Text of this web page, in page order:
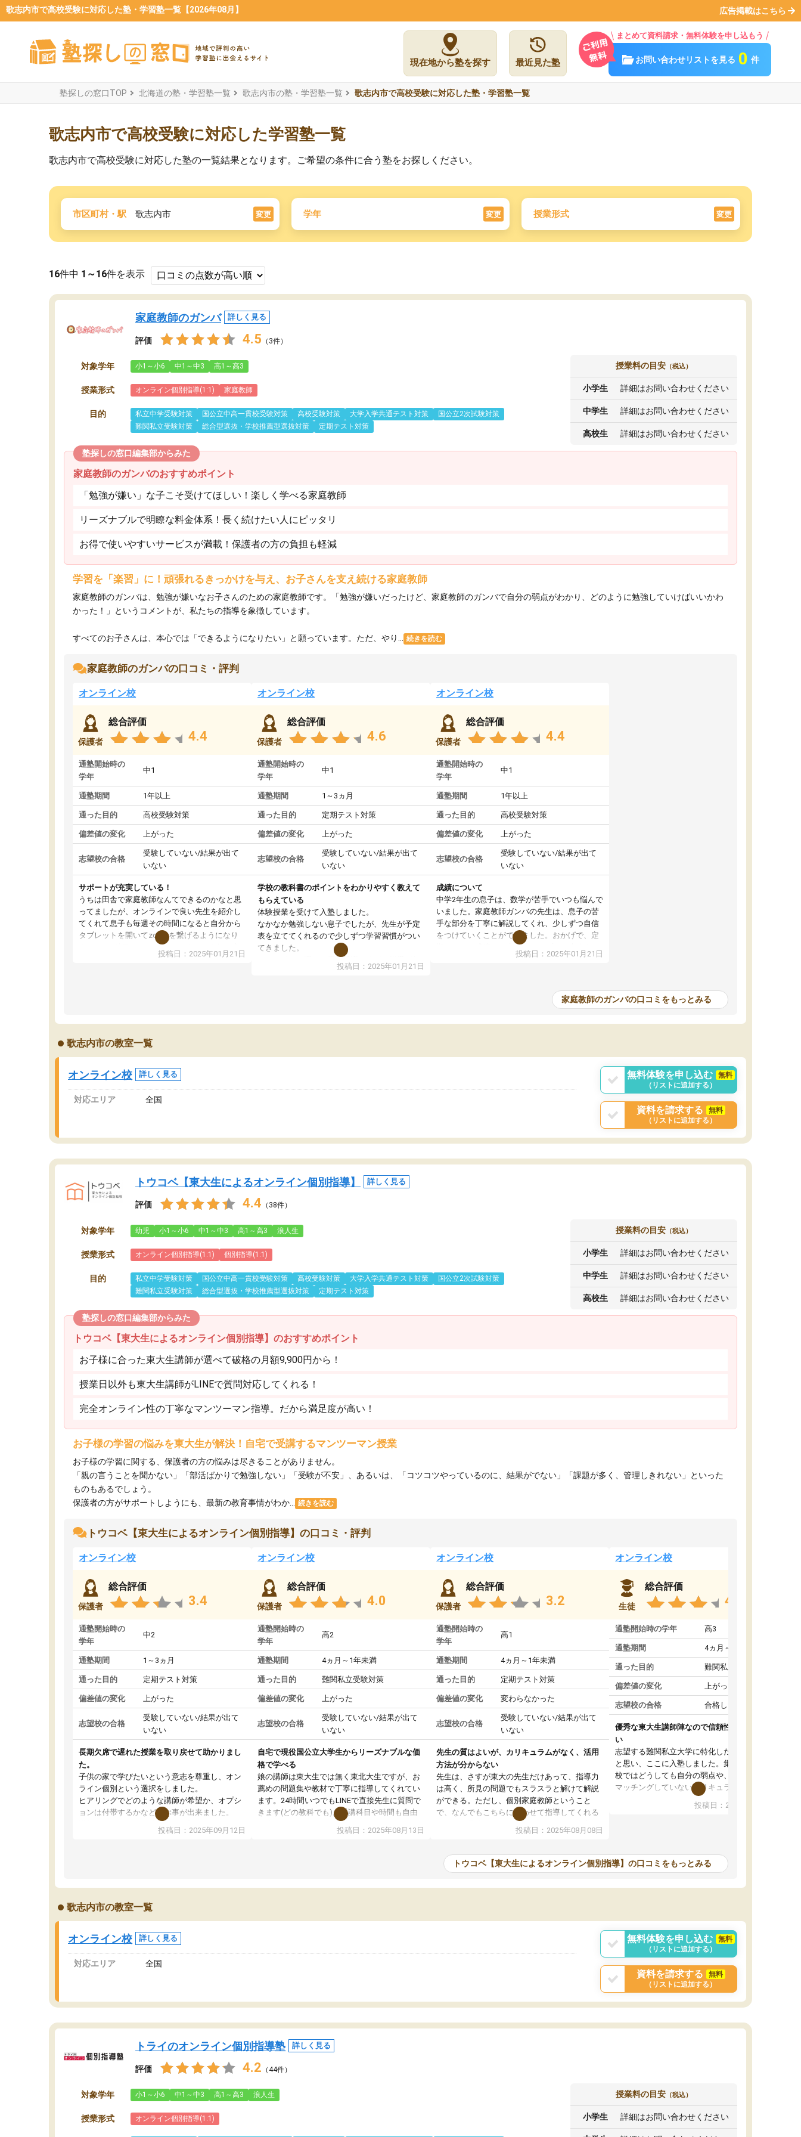
歌志内市で高校受験に対応した塾・学習塾一覧【2026年08月】 広告掲載はこちら
現在地から塾を探す 最近見た塾
まとめて資料請求・無料体験を申し込もう
お問い合わせリストを見る 0 件
塾探しの窓口TOP 北海道の塾・学習塾一覧 歌志内市の塾・学習塾一覧 歌志内市で高校受験に対応した塾・学習塾一覧
歌志内市で高校受験に対応した学習塾一覧
歌志内市で高校受験に対応した塾の一覧結果となります。ご希望の条件に合う塾をお探しください。
市区町村・駅 歌志内市 変更 学年 変更 授業形式 変更
16件中 1～16件を表示
家庭教師のガンバ 詳しく見る
評価 4.5 （3件）
対象学年 小1～小6 中1～中3 高1～高3
授業形式 オンライン個別指導(1:1) 家庭教師
目的 私立中学受験対策 国公立中高一貫校受験対策 高校受験対策 大学入学共通テスト対策
国公立2次試験対策
難関私立受験対策
総合型選抜・学校推薦型選抜対策 定期テスト対策
授業料の目安 （税込）
小学生 詳細はお問い合わせください
中学生 詳細はお問い合わせください
高校生 詳細はお問い合わせください
塾探しの窓口編集部からみた
家庭教師のガンバのおすすめポイント
「勉強が嫌い」な子こそ受けてほしい！楽しく学べる家庭教師
リーズナブルで明瞭な料金体系！長く続けたい人にピッタリ
お得で使いやすいサービスが満載！保護者の方の負担も軽減
学習を「楽習」に！頑張れるきっかけを与え、お子さんを支え続ける家庭教師
家庭教師のガンバは、勉強が嫌いなお子さんのための家庭教師です。「勉強が嫌いだったけど、家庭教師のガンバで自分の弱点がわかり、どのように勉強していけばいいかわ
かった！」というコメントが、私たちの指導を象徴しています。
すべてのお子さんは、本心では「できるようになりたい」と願っています。ただ、やり... 続きを読む
家庭教師のガンバの口コミ・評判
オンライン校
保護者
総合評価
4.4
通塾開始時の
学年
中1
通塾期間 1年以上
通った目的 高校受験対策
偏差値の変化 上がった
志望校の合格
受験していない/結果が出て
いない
サポートが充実している！
うちは田舎で家庭教師なんてできるのかなと思
ってましたが、オンラインで良い先生を紹介し
てくれて息子も毎週その時間になると自分から
タブレットを開いてzoomを繋げるようになり
ました！5科目なんでもOKなのもとても気に入
投稿日：2025年01月21日
オンライン校
保護者
総合評価
4.6
通塾開始時の
学年
中1
通塾期間 1～3ヵ月
通った目的 定期テスト対策
偏差値の変化 上がった
志望校の合格
受験していない/結果が出て
いない
学校の教科書のポイントをわかりやすく教えて
もらえている
体験授業を受けて入塾しました。
なかなか勉強しない息子でしたが、先生が予定
表を立ててくれるので少しずつ学習習慣がつい
てきました。
オンラインで週に一度の受講ですが、指導が無
い日も予定表に基づいて勉強したり、LINEでわ
投稿日：2025年01月21日
オンライン校
保護者
総合評価
4.4
通塾開始時の
学年
中1
通塾期間 1年以上
通った目的 高校受験対策
偏差値の変化 上がった
志望校の合格
受験していない/結果が出て
いない
成績について
中学2年生の息子は、数学が苦手でいつも悩んで
いました。家庭教師ガンバの先生は、息子の苦
手な部分を丁寧に解説してくれ、少しずつ自信
をつけていくことができました。おかげで、定
期テストの成績が10点以上アップし、本人もと
投稿日：2025年01月21日
家庭教師のガンバの口コミをもっとみる
歌志内市の教室一覧
オンライン校 詳しく見る
対応エリア 全国
無料体験を申し込む
無料
（リストに追加する）
資料を請求する
無料
（リストに追加する）
トウコベ【東大生によるオンライン個別指導】 詳しく見る
評価 4.4 （38件）
対象学年 幼児 小1～小6 中1～中3 高1～高3 浪人生
授業形式 オンライン個別指導(1:1) 個別指導(1:1)
目的 私立中学受験対策 国公立中高一貫校受験対策 高校受験対策 大学入学共通テスト対策
国公立2次試験対策
難関私立受験対策
総合型選抜・学校推薦型選抜対策 定期テスト対策
授業料の目安 （税込）
小学生 詳細はお問い合わせください
中学生 詳細はお問い合わせください
高校生 詳細はお問い合わせください
塾探しの窓口編集部からみた
トウコベ【東大生によるオンライン個別指導】のおすすめポイント
お子様に合った東大生講師が選べて破格の月額9,900円から！
授業日以外も東大生講師がLINEで質問対応してくれる！
完全オンライン性の丁寧なマンツーマン指導。だから満足度が高い！
お子様の学習の悩みを東大生が解決！自宅で受講するマンツーマン授業
お子様の学習に関する、保護者の方の悩みは尽きることがありません。
「親の言うことを聞かない」「部活ばかりで勉強しない」「受験が不安」、あるいは、「コツコツやっているのに、結果がでない」「課題が多く、管理しきれない」といった
ものもあるでしょう。
保護者の方がサポートしようにも、最新の教育事情がわか...
続きを読む
トウコベ【東大生によるオンライン個別指導】の口コミ・評判
オンライン校
保護者
総合評価
3.4
通塾開始時の
学年
中2
通塾期間 1～3ヵ月
通った目的 定期テスト対策
偏差値の変化 上がった
志望校の合格
受験していない/結果が出て
いない
長期欠席で遅れた授業を取り戻せて助かりまし
た。
子供の家で学びたいという意志を尊重し、オン
ライン個別という選択をしました。
ヒアリングでどのような講師が希望か、オプシ
ョンは付帯するかなど選ぶ事が出来ました。
講師とのマッチング後講師との初回ミーティン
グを行い、その講師で良いか他の講師を希望す
オンラインツールを使用した単語帳の共有があ
り宿題もそちらで出される形でした。
2ヶ月で担当講師の方がお辞めになると言う事で
講師変更の申し出があり、あまりに短期での変
更だった為、塾に通う事にして退会しました。
遅れも取り戻せ、授業内容や講師の方は良かっ
投稿日：2025年09月12日
オンライン校
保護者
総合評価
4.0
通塾開始時の
学年
高2
通塾期間 4ヵ月～1年未満
通った目的 難関私立受験対策
偏差値の変化 上がった
志望校の合格
受験していない/結果が出て
いない
自宅で現役国公立大学生からリーズナブルな価
格で学べる
娘の講師は東大生では無く東北大生ですが、お
薦めの問題集や教材で丁寧に指導してくれてい
ます。24時間いつでもLINEで直接先生に質問で
きます(どの教科でも)。受講科目や時間も自由
に決めれるので、個人に合った勉強ができると
思います。カリキュラム相談みたいなのがあり
ます。講師も合わなければチェンジできます
投稿日：2025年08月13日
オンライン校
保護者
総合評価
3.2
通塾開始時の
学年
高1
通塾期間 4ヵ月～1年未満
通った目的 定期テスト対策
偏差値の変化 変わらなかった
志望校の合格
受験していない/結果が出て
いない
先生の質はよいが、カリキュラムがなく、活用
方法が分からない
先生は、さすが東大の先生だけあって、指導力
は高く、所見の問題でもスラスラと解けて解説
ができる。ただし、個別家庭教師ということ
で、なんでもこちらに合わせて指導してくれる
のだが、具体的なカリキュラムがない。当方
は、授業の先取り学習をするため、学校の教科
いただいたが、1時間の時間を使って進められる
範囲は限られており、それであれば自学自習で
なく、上手い活用の仕方が分からず辞めること
投稿日：2025年08月08日
オンライン校
生徒
総合評価
4.4
通塾開始時の学年 高3
通塾期間 4ヵ月～1年未満
通った目的 難関私立受験対策
偏差値の変化 上がった
志望校の合格 合格した
優秀な東大生講師陣なので信頼性や安心感が高
い
志望する難関私立大学に特化した準備をしたい
と思い、ここに入塾しました。集団指導の予備
校ではどうしても自分の弱点や、志望校対策に
マッチングしていないカリキュラムに不安を感
また受験のノウハウを蓄積している優秀な東大
ツーマン指導によって、自分の志望校にふさわ
しいオリジナルのカリキュラムを提案してくれ
と感じました。
投稿日：2024年02月19日
トウコベ【東大生によるオンライン個別指導】の口コミをもっとみる
歌志内市の教室一覧
オンライン校 詳しく見る
対応エリア 全国
無料体験を申し込む
無料
（リストに追加する）
資料を請求する
無料
（リストに追加する）
トライのオンライン個別指導塾 詳しく見る
評価 4.2 （44件）
対象学年 小1～小6 中1～中3 高1～高3 浪人生
授業形式 オンライン個別指導(1:1)
授業料の目安 （税込）
小学生 詳細はお問い合わせください